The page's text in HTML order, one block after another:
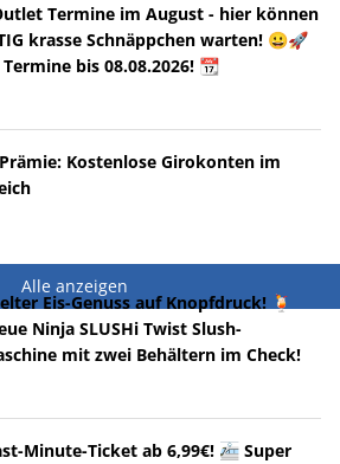
Termine im August - hier können
krasse Schnäppchen warten! 😀🚀
Termine bis 08.08.2026! 📆
Kostenlose Girokonten im
Alle anzeigen
Eis-Genuss auf Knopfdruck! 🍹
Ninja SLUSHi Twist Slush-
mit zwei Behältern im Check!
Minute-Ticket ab 6,99€! 🚈 Super